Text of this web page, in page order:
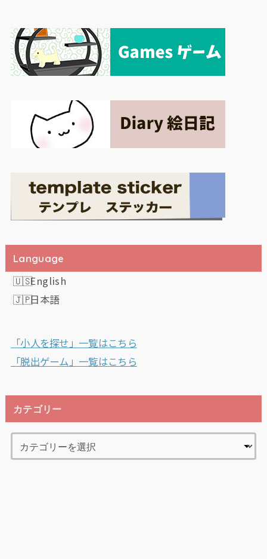
Language
English
日本語
「小人を探せ」一覧はこちら
「脱出ゲーム」一覧はこちら
カテゴリー